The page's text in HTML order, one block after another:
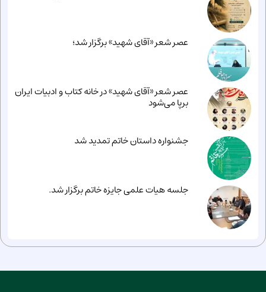
عصر شعر «آقای شهید» برگزار شد؛
عصر شعر «آقای شهید» در خانه کتاب و ادبیات ایران
برپا می‌شود
جشنواره داستان خاتم تمدید شد
جلسه هیات علمی جایزه خاتم برگزار شد.